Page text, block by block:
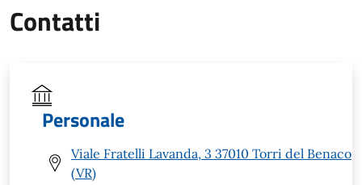
Contatti
Personale
Viale Fratelli Lavanda, 3 37010 Torri del Benaco
(VR)